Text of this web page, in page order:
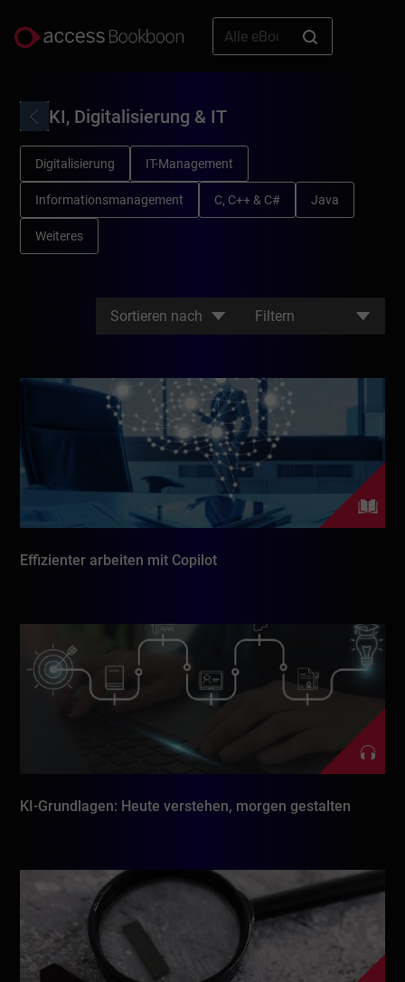
KI, Digitalisierung & IT
Digitalisierung IT-Management
Informationsmanagement C, C++ & C# Java
Weiteres
Effizienter arbeiten mit Copilot
KI-Grundlagen: Heute verstehen, morgen gestalten